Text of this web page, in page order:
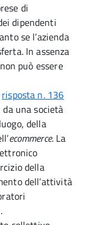
di
dipendenti
se l’azienda
In assenza
può essere
risposta n. 136
una società
della
e­commerce. La
della
dell’attività